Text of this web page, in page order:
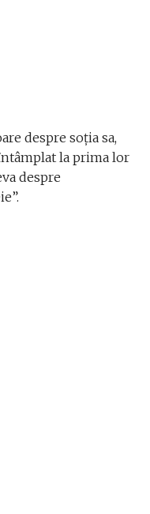
despre soția sa,
la prima lor
despre